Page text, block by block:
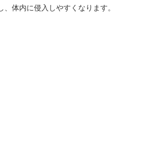
体内に侵入しやすくなります。